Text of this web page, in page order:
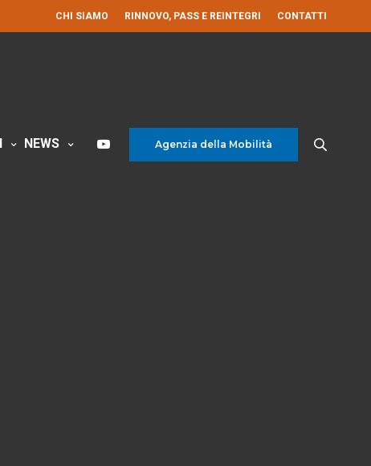
CHI SIAMO RINNOVO, PASS E REINTEGRI CONTATTI
NEWS Agenzia della Mobilità